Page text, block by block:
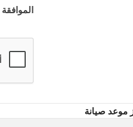
الموافقة
موعد صيانة